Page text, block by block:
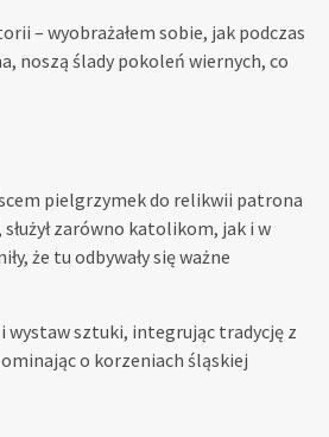
– wyobrażałem sobie, jak podczas
noszą ślady pokoleń wiernych, co
pielgrzymek do relikwii patrona
zarówno katolikom, jak i w
że tu odbywały się ważne
wystaw sztuki, integrując tradycję z
o korzeniach śląskiej